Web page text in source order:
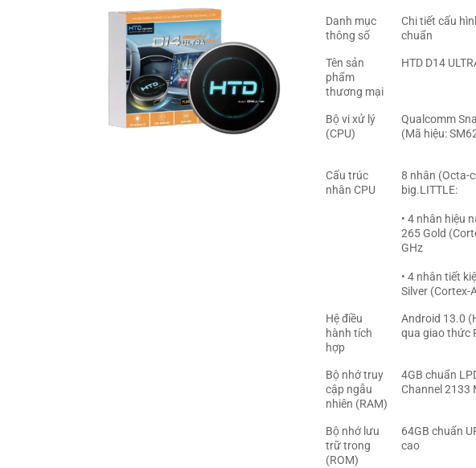
Danh mục
thông số
Chi tiết cấu
chuẩn
Tên sản
phẩm
thương mại
HTD D14
Bộ vi xử lý
(CPU)
Qualcomm
(Mã hiệu:
Cấu trúc
nhân CPU
8 nhân (Octa-
big.LITTLE:
• 4 nhân hiệu
265 Gold
GHz
• 4 nhân tiết
Silver (Cortex-
Hệ điều
hành tích
hợp
Android 13.0
qua giao thức
Bộ nhớ truy
cập ngẫu
nhiên (RAM)
4GB chuẩn
Channel 2133
Bộ nhớ lưu
trữ trong
(ROM)
64GB chuẩn
cao